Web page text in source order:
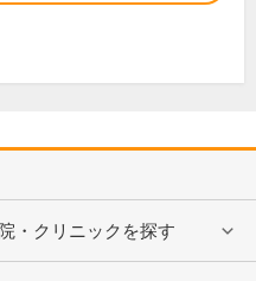
・クリニックを探す